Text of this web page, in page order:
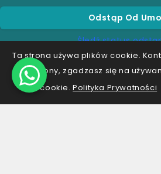
Ta strona używa plików cookie.
tej strony, zgadzasz się na
cookie. Polityka Prywatności
Odstąp Od
Śledź status